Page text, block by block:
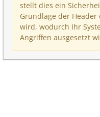
stellt dies ein
Grundlage der Header
wird, wodurch Ihr
Angriffen ausgesetzt